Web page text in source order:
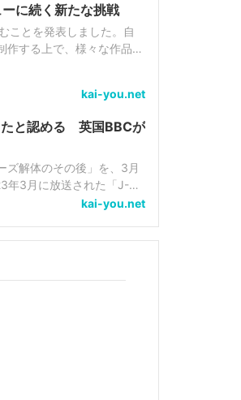
に続く新たな挑戦
ことを発表しました。自
する上で、様々な作品を
kai-you.net
たと認める 英国BBCが
解体のその後」を、3月
年3月に放送された「J-
元タレントで現SMILE-
kai-you.net